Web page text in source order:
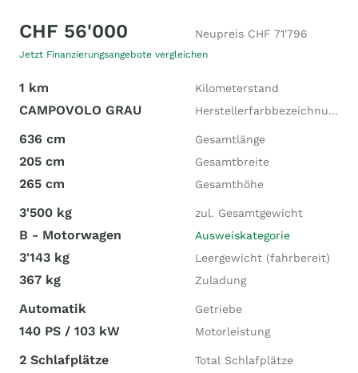
CHF 56'000 Neupreis CHF 71'796
Jetzt Finanzierungsangebote vergleichen
1 km Kilometerstand
CAMPOVOLO GRAU Herstellerfarbbezeichnung
636 cm Gesamtlänge
205 cm Gesamtbreite
265 cm Gesamthöhe
3'500 kg zul. Gesamtgewicht
B - Motorwagen Ausweiskategorie
3'143 kg Leergewicht (fahrbereit)
367 kg Zuladung
Automatik Getriebe
140 PS / 103 kW Motorleistung
2 Schlafplätze Total Schlafplätze